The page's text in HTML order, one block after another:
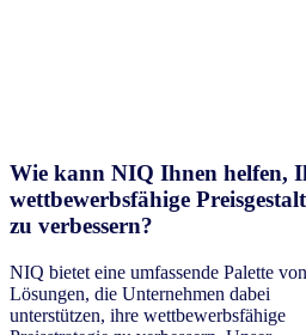
Wie kann NIQ Ihnen helfen,
wettbewerbsfähige
zu verbessern?
NIQ bietet eine umfassende Palette von
Lösungen, die Unternehmen dabei
unterstützen, ihre wettbewerbsfähige